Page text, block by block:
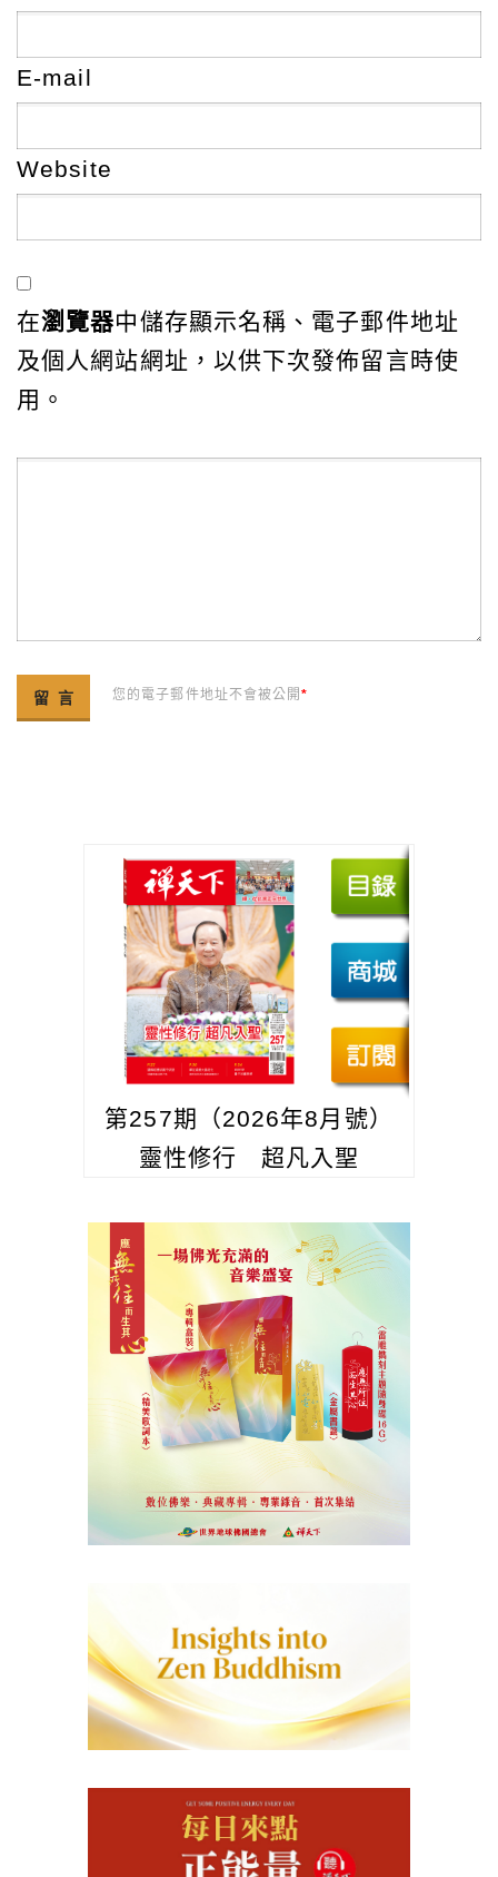
E-mail
Website
在瀏覽器中儲存顯示名稱、電子郵件地址
及個人網站網址，以供下次發佈留言時使
用。
您的電子郵件地址不會被公開*
第257期（2026年8月號）
靈性修行 超凡入聖